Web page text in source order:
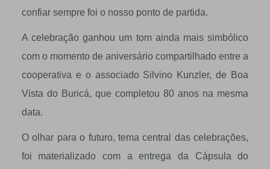
confiar sempre foi o nosso ponto de partida.
A celebração ganhou um tom ainda mais simbólico
com o momento de aniversário compartilhado entre a
cooperativa e o associado Silvino Kunzler, de Boa
Vista do Buricá, que completou 80 anos na mesma
data.
O olhar para o futuro, tema central das celebrações,
foi materializado com a entrega da Cápsula do